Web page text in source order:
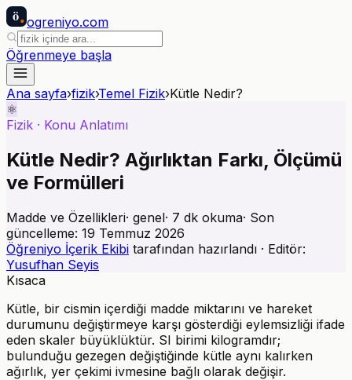
ö ogreniyo.com
Öğrenmeye başla
Ana sayfa›fizik›Temel Fizik›Kütle Nedir?
⚛️
Fizik · Konu Anlatımı
Kütle Nedir? Ağırlıktan Farkı, Ölçümü
ve Formülleri
Madde ve Özellikleri· genel· 7 dk okuma· Son
güncelleme: 19 Temmuz 2026
Öğreniyo İçerik Ekibi tarafından hazırlandı · Editör:
Yusufhan Seyis
Kısaca
Kütle, bir cismin içerdiği madde miktarını ve hareket
durumunu değiştirmeye karşı gösterdiği eylemsizliği ifade
eden skaler büyüklüktür. SI birimi kilogramdır;
bulunduğu gezegen değiştiğinde kütle aynı kalırken
ağırlık, yer çekimi ivmesine bağlı olarak değişir.